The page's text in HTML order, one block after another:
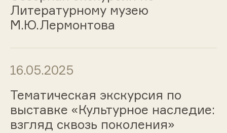
Литературному музею
М.Ю.Лермонтова
16.05.2025
Тематическая экскурсия по
выставке «Культурное наследие:
взгляд сквозь поколения»